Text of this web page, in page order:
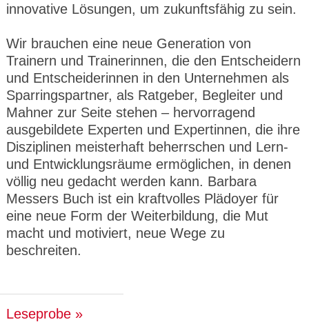
innovative Lösungen, um zukunftsfähig zu sein.
Wir brauchen eine neue Generation von
Trainern und Trainerinnen, die den Entscheidern
und Entscheiderinnen in den Unternehmen als
Sparringspartner, als Ratgeber, Begleiter und
Mahner zur Seite stehen – hervorragend
ausgebildete Experten und Expertinnen, die ihre
Disziplinen meisterhaft beherrschen und Lern-
und Entwicklungsräume ermöglichen, in denen
völlig neu gedacht werden kann. Barbara
Messers Buch ist ein kraftvolles Plädoyer für
eine neue Form der Weiterbildung, die Mut
macht und motiviert, neue Wege zu
beschreiten.
Leseprobe